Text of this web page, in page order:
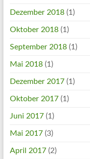
Dezember 2018(1)
Oktober 2018(1)
September 2018(1)
Mai 2018(1)
Dezember 2017(1)
Oktober 2017(1)
Juni 2017(1)
Mai 2017(3)
April 2017(2)